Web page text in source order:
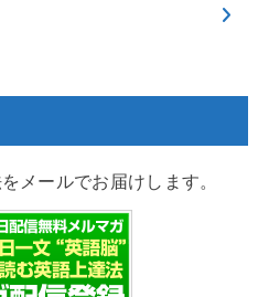
メールでお届けします。